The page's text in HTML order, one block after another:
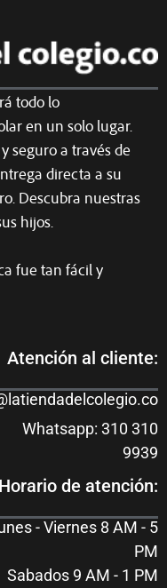
todo lo
en un solo lugar.
seguro a través de
directa a su
Descubra nuestras
hijos.
fue tan fácil y
Atención al cliente:
Whatsapp: 310 310
9939
Horario de atención:
- Viernes 8 AM - 5
PM
Sabados 9 AM - 1 PM